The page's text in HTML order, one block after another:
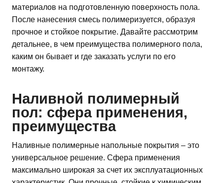
материалов на подготовленную поверхность пола.
После нанесения смесь полимеризуется, образуя
прочное и стойкое покрытие. Давайте рассмотрим
детальнее, в чем преимущества полимерного пола,
каким он бывает и где заказать услуги по его
монтажу.
Наливной полимерный
пол: сфера применения,
преимущества
Наливные полимерные напольные покрытия – это
универсальное решение. Сфера применения
максимально широкая за счет их эксплуатационных